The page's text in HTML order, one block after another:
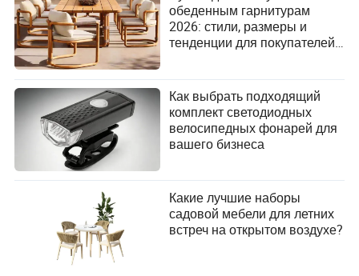
поиску бизнес-возможностей для китайских
поставщиков и зарубежных покупателей, а также
предоставляет услуги «под ключ» для
продвижения международной торговли между
двумя сторонами.
обеденным гарнитурам
2026: стили, размеры и
тенденции для покупателей
Как выбрать подходящий
комплект светодиодных
велосипедных фонарей для
вашего бизнеса
Какие лучшие наборы
садовой мебели для летних
встреч на открытом воздухе?